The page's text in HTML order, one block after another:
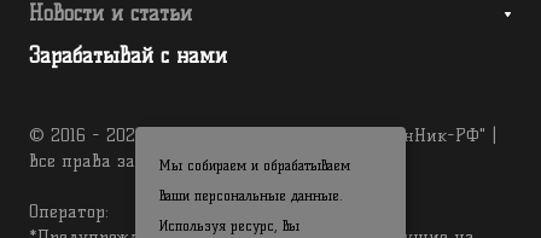
Мы собираем и обрабатываем
ваши персональные данные.
Используя ресурс, вы
Новости и статьи
Зарабатывай с нами
© 2016 - 2026 Юридическая компания "ЗаконНик-РФ" |
Все права защищены
Оператор: